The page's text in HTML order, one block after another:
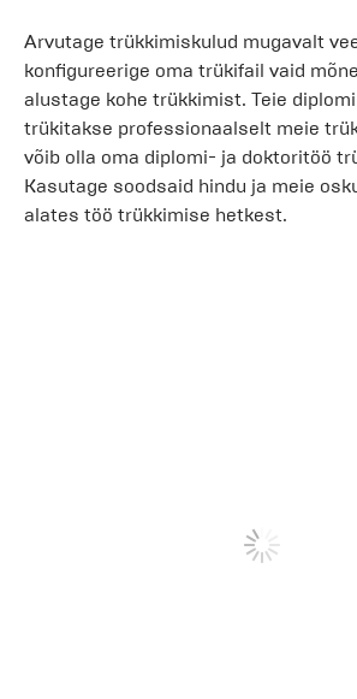
Arvutage trükkimiskulud mugavalt
konfigureerige oma trükifail vaid
alustage kohe trükkimist. Teie
trükitakse professionaalselt meie
võib olla oma diplomi- ja doktoritöö
Kasutage soodsaid hindu ja meie
alates töö trükkimise hetkest.